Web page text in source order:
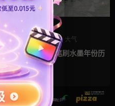
AE模板
历史
复古风 大气
Ae模板 史诗感笔刷水墨年份历
史胶片幻灯片
2025-02-15